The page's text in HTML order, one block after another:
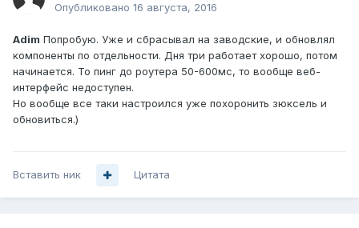
Опубликовано 16 августа, 2016
Adim Попробую. Уже и сбрасывал на заводские, и обновлял
компоненты по отдельности. Дня три работает хорошо, потом
начинается. То пинг до роутера 50-600мс, то вообще веб-
интерфейс недоступен.
Но вообще все таки настроился уже похоронить зюксель и
обновиться.)
Вставить ник Цитата